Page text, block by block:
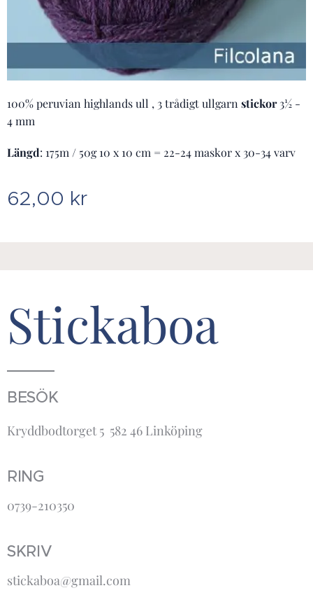
100% peruvian highlands ull , 3 trådigt ullgarnstickor3½ -
4 mm
Längd: 175m / 50g 10 x 10 cm = 22-24 maskor x 30-34 varv
62,00 kr
Stickaboa
BESÖK
Kryddbodtorget 5 582 46 Linköping
RING
0739-210350
SKRIV
stickaboa@gmail.com